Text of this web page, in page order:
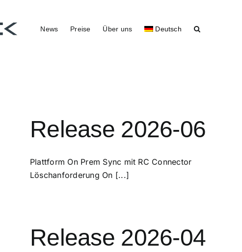
News Preise Über uns Deutsch
Release 2026-06
Plattform On Prem Sync mit RC Connector
Löschanforderung On [...]
Release 2026-04